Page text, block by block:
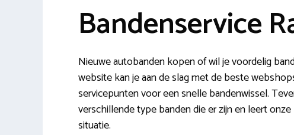
Bandenservice
Nieuwe autobanden kopen of wil je voordelig
website kan je aan de slag met de beste
servicepunten voor een snelle bandenwissel.
verschillende type banden die er zijn en leert
situatie.